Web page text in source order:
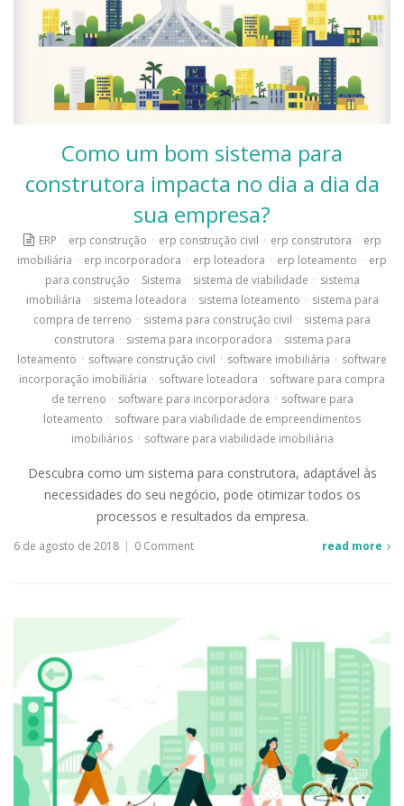
Como um bom sistema para
construtora impacta no dia a dia da
sua empresa?
ERP · erp construção · erp construção civil · erp construtora · erp
imobiliária · erp incorporadora · erp loteadora · erp loteamento · erp
para construção · Sistema · sistema de viabilidade · sistema
imobiliária · sistema loteadora · sistema loteamento · sistema para
compra de terreno · sistema para construção civil · sistema para
construtora · sistema para incorporadora · sistema para
loteamento · software construção civil · software imobiliária · software
incorporação imobiliária · software loteadora · software para compra
de terreno · software para incorporadora · software para
loteamento · software para viabilidade de empreendimentos
imobiliários · software para viabilidade imobiliária
Descubra como um sistema para construtora, adaptável às
necessidades do seu negócio, pode otimizar todos os
processos e resultados da empresa.
6 de agosto de 2018 | 0 Comment read more